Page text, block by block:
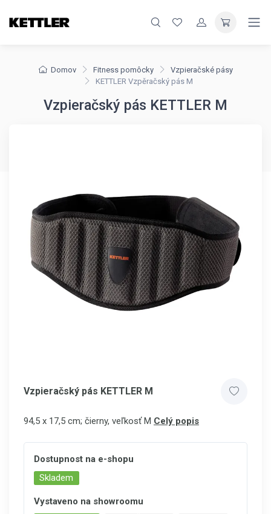
Domov Fitness pomôcky
Vzpieračské pásy
KETTLER Vzpěračský pás M
Vzpieračský pás KETTLER M
Vzpieračský pás KETTLER M
94,5 x 17,5 cm; čierny, veľkosťM Celý popis
Dostupnost na e-shopu
Skladem
Vystaveno na showroomu